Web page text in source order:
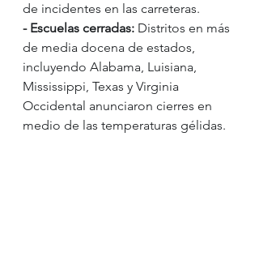
de incidentes en las carreteras.
- Escuelas cerradas: Distritos en más
de media docena de estados,
incluyendo Alabama, Luisiana,
Mississippi, Texas y Virginia
Occidental anunciaron cierres en
medio de las temperaturas gélidas.